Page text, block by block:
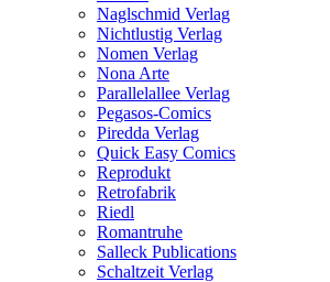
Naglschmid Verlag
Nichtlustig Verlag
Nomen Verlag
Nona Arte
Parallelallee Verlag
Pegasos-Comics
Piredda Verlag
Quick Easy Comics
Reprodukt
Retrofabrik
Riedl
Romantruhe
Salleck Publications
Schaltzeit Verlag